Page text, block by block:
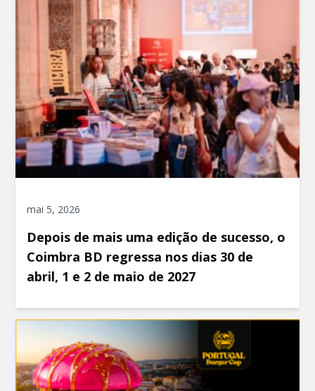
mai 5, 2026
Depois de mais uma edição de sucesso, o
Coimbra BD regressa nos dias 30 de
abril, 1 e 2 de maio de 2027